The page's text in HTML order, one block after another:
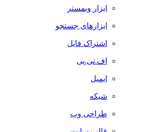
ابزار وبمستر
ابزارهای جستجو
اشتراک فایل
اف.تی.پی
ایمیل
شبکه
طراحی وب